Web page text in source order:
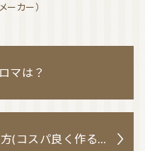
ーカー）
マは？
スパ良く作る方法)